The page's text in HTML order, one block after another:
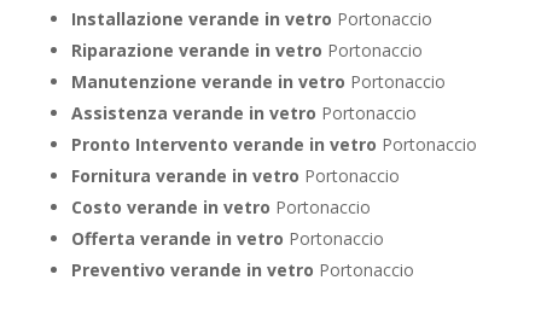
Installazione verande in vetro Portonaccio
Riparazione verande in vetro Portonaccio
Manutenzione verande in vetro Portonaccio
Assistenza verande in vetro Portonaccio
Pronto Intervento verande in vetro Portonaccio
Fornitura verande in vetro Portonaccio
Costo verande in vetro Portonaccio
Offerta verande in vetro Portonaccio
Preventivo verande in vetro Portonaccio